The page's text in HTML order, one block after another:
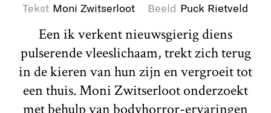
Tekst Moni Zwitserloot Beeld Puck Rietveld
Een ik verkent nieuwsgierig diens
pulserende vleeslichaam, trekt zich terug
in de kieren van hun zijn en vergroeit tot
een thuis. Moni Zwitserloot onderzoekt
met behulp van bodyhorror-ervaringen